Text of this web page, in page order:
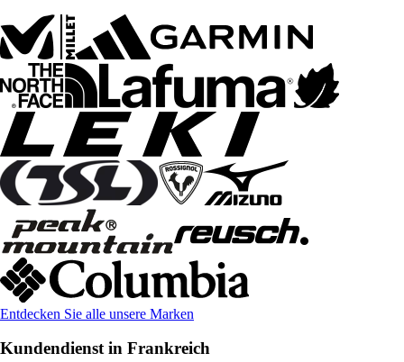
Entdecken Sie alle unsere Marken
Kundendienst in Frankreich